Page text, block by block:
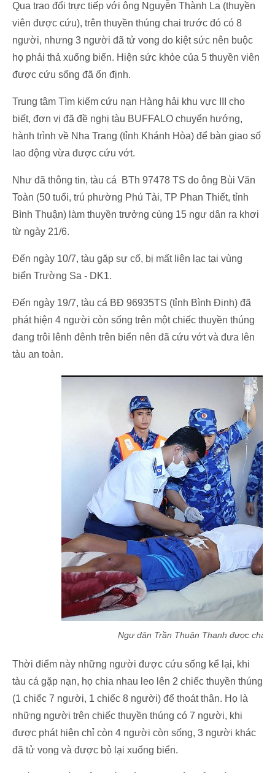
Qua trao đổi trực tiếp với ông Nguyễn Thành La (thuyền
viên được cứu), trên thuyền thúng chai trước đó có 8
người, nhưng 3 người đã tử vong do kiệt sức nên buộc
họ phải thả xuống biển. Hiện sức khỏe của 5 thuyền viên
được cứu sống đã ổn định.
Trung tâm Tìm kiếm cứu nạn Hàng hải khu vực III cho
biết, đơn vị đã đề nghị tàu BUFFALO chuyển hướng,
hành trình về Nha Trang (tỉnh Khánh Hòa) để bàn giao số
lao động vừa được cứu vớt.
Như đã thông tin, tàu cá BTh 97478 TS do ông Bùi Văn
Toàn (50 tuổi, trú phường Phú Tài, TP Phan Thiết, tỉnh
Bình Thuận) làm thuyền trưởng cùng 15 ngư dân ra khơi
từ ngày 21/6.
Đến ngày 10/7, tàu gặp sự cố, bị mất liên lạc tại vùng
biển Trường Sa - DK1.
Đến ngày 19/7, tàu cá BĐ 96935TS (tỉnh Bình Định) đã
phát hiện 4 người còn sống trên một chiếc thuyền thúng
đang trôi lênh đênh trên biển nên đã cứu vớt và đưa lên
tàu an toàn.
Ngư dân Trần Thuận Thanh được
Thời điểm này những người được cứu sống kể lại, khi
tàu cá gặp nạn, họ chia nhau leo lên 2 chiếc thuyền thúng
(1 chiếc 7 người, 1 chiếc 8 người) để thoát thân. Họ là
những người trên chiếc thuyền thúng có 7 người, khi
được phát hiện chỉ còn 4 người còn sống, 3 người khác
đã tử vong và được bỏ lại xuống biển.